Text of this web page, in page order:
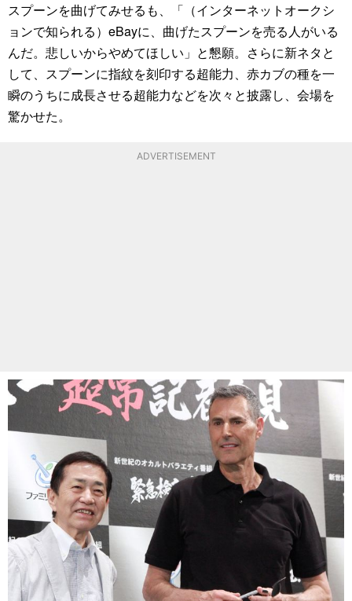
スプーンを曲げてみせるも、「（インターネットオークシ
ョンで知られる）eBayに、曲げたスプーンを売る人がいる
んだ。悲しいからやめてほしい」と懇願。さらに新ネタと
して、スプーンに指紋を刻印する超能力、赤カブの種を一
瞬のうちに成長させる超能力などを次々と披露し、会場を
驚かせた。
ADVERTISEMENT